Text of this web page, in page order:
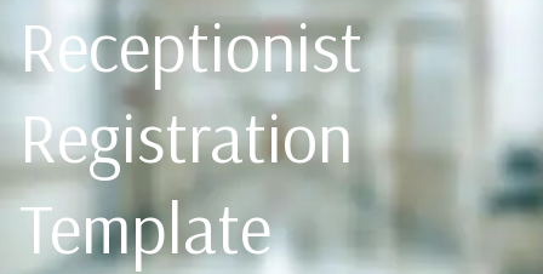
Receptionist
Registration
Template